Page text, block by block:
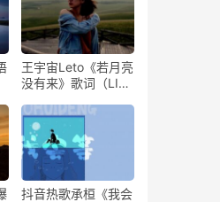
王宇宙Leto《若月亮
没有来》歌词（LIVE
抖音热歌承桓《我会